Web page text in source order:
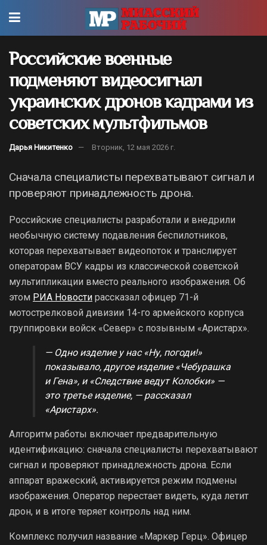
Российские военные
подменяют видеосигнал
украинских дронов кадрами из
советских мультфильмов
Дарья Никитенко Вторник, 12 мая 2026 г.
Сначала специалисты перехватывают сигнал и
проверяют принадлежность дрона.
Российские специалисты разработали и внедрили
необычную систему подавления беспилотников,
которая перехватывает видеопоток и транслирует
операторам ВСУ кадры из классической советской
мультипликации вместо реального изображения. Об
этом РИА Новости рассказал офицер 71-й
мотострелковой дивизии 14-го армейского корпуса
группировки войск «Север» с позывным «Аристарх».
— Одно изделие у нас «Ну, погоди!»
показывало, другое изделие «Чебурашка
и Гена», и «Следствие ведут Колобки» —
это третье изделие, — рассказал
«Аристарх».
Алгоритм работы включает предварительную
идентификацию: сначала специалисты перехватывают
сигнал и проверяют принадлежность дрона. Если
аппарат вражеский, активируется режим подмены
изображения. Оператор перестает видеть, куда летит
дрон, и в итоге теряет контроль над ним.
Комплекс получил название «Маркер Герц». Офицер